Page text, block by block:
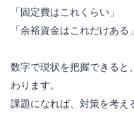
「固定費はこれくらい」
「余裕資金はこれだけある」
数字で現状を把握できると
わります。
課題になれば、対策を考え